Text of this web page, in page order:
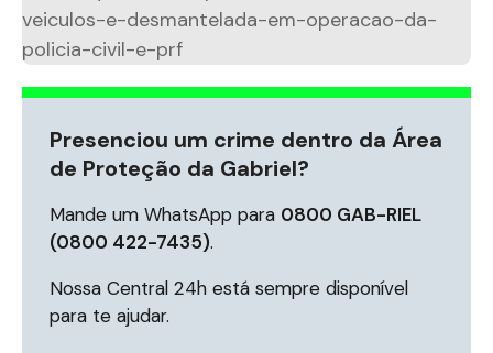
Presenciou um crime dentro da Área
de Proteção da Gabriel?
Mande um WhatsApp para 0800 GAB-RIEL
(0800 422-7435).
Nossa Central 24h está sempre disponível
para te ajudar.